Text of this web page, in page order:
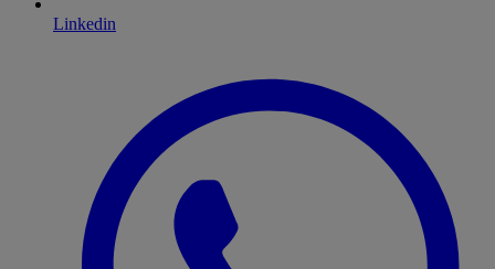
Linkedin